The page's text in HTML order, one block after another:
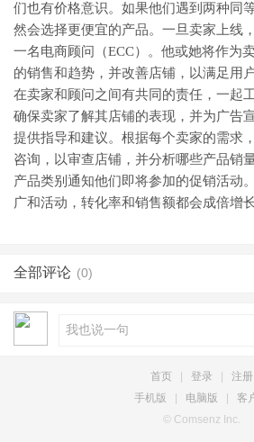
们也有价格意识。如果他们遇到两种同
然会选择更便宜的产品。一旦卖家上线
一名电商顾问（ECC）。他或她将作为
的销售和趋势，并改善店铺，以满足用
在卖家和顾问之间有共同的责任，一起
确保卖家了解其店铺的表现，并为广告
提供指导和建议。根据每个卖家的需求
咨询，以审查店铺，并分析哪些产品销
产品类别通知他们即将参加的促销活动
广和活动，转化率和销售额都会成倍增长
全部评论 (0)
首页 登录
注册
手机版
电脑版
客
© Comsenz Inc.